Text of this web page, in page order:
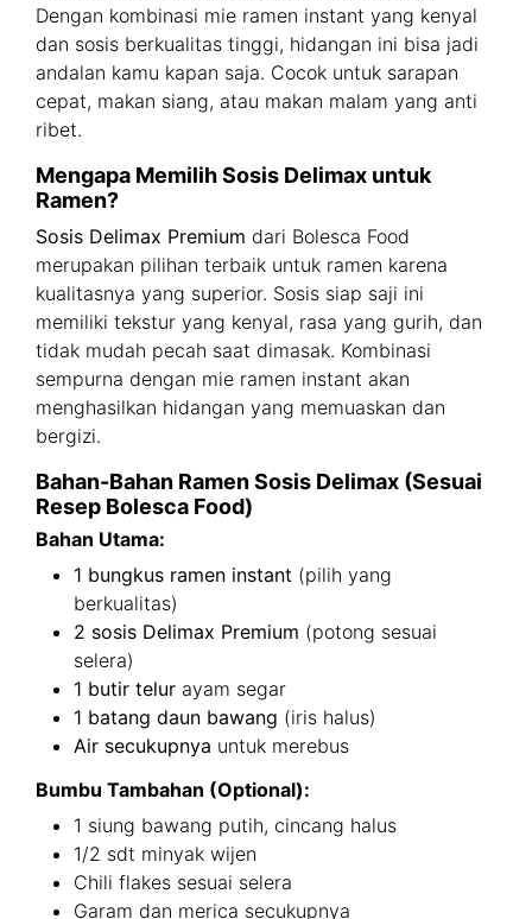
Dengan kombinasi mie ramen instant yang kenyal
dan sosis berkualitas tinggi, hidangan ini bisa jadi
andalan kamu kapan saja. Cocok untuk sarapan
cepat, makan siang, atau makan malam yang anti
ribet.
Mengapa Memilih Sosis Delimax untuk
Ramen?
Sosis Delimax Premium dari Bolesca Food
merupakan pilihan terbaik untuk ramen karena
kualitasnya yang superior. Sosis siap saji ini
memiliki tekstur yang kenyal, rasa yang gurih, dan
tidak mudah pecah saat dimasak. Kombinasi
sempurna dengan mie ramen instant akan
menghasilkan hidangan yang memuaskan dan
bergizi.
Bahan-Bahan Ramen Sosis Delimax (Sesuai
Resep Bolesca Food)
Bahan Utama:
1 bungkus ramen instant (pilih yang
berkualitas)
2 sosis Delimax Premium (potong sesuai
selera)
1 butir telur ayam segar
1 batang daun bawang (iris halus)
Air secukupnya untuk merebus
Bumbu Tambahan (Optional):
1 siung bawang putih, cincang halus
1/2 sdt minyak wijen
Chili flakes sesuai selera
Garam dan merica secukupnya